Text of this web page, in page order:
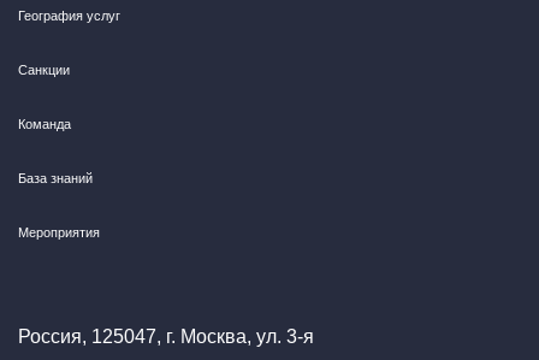
География услуг
Санкции
Команда
База знаний
Мероприятия
Россия, 125047, г. Москва, ул. 3-я